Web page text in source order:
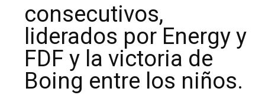
consecutivos,
liderados por Energy y
FDF y la victoria de
Boing entre los niños.